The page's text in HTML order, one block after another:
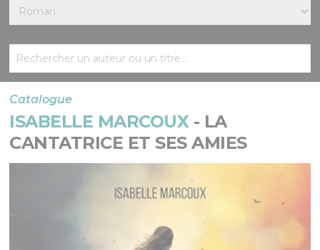
Catalogue
ISABELLE MARCOUX - LA
CANTATRICE ET SES AMIES